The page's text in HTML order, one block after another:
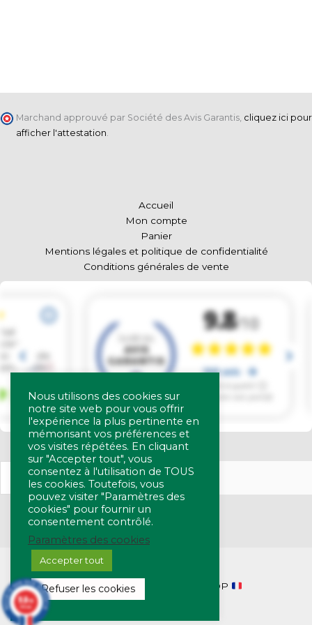
Marchand approuvé par Société des Avis Garantis, cliquez ici pour
afficher l'attestation.
Accueil
Mon compte
Panier
Mentions légales et politique de confidentialité
Conditions générales de vente
Copyright © 2026 SORIOT SHOP
Nous utilisons des cookies sur
notre site web pour vous offrir
l'expérience la plus pertinente en
mémorisant vos préférences et
vos visites répétées. En cliquant
sur "Accepter tout", vous
consentez à l'utilisation de TOUS
les cookies. Toutefois, vous
pouvez visiter "Paramètres des
cookies" pour fournir un
consentement contrôlé.
Paramètres des cookies
Accepter tout
Refuser les cookies
9.8/10
368 avis